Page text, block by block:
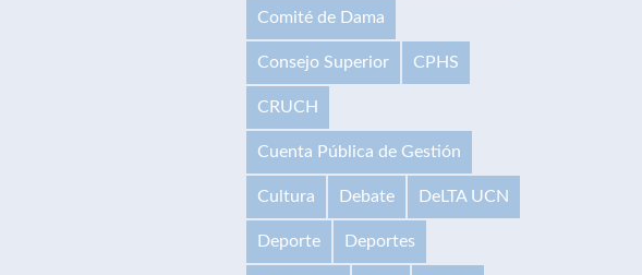
Comité de Dama
Consejo Superior CPHS
CRUCH
Cuenta Pública de Gestión
Cultura Debate DeLTA UCN
Deporte Deportes